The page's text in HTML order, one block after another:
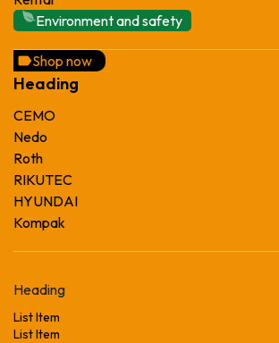
Environment and safety
Shop now
Heading
CEMO
Nedo
Roth
RIKUTEC
HYUNDAI
Kompak
Heading
List Item
List Item